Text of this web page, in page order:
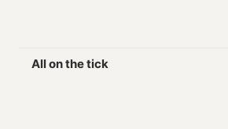
All on the tick